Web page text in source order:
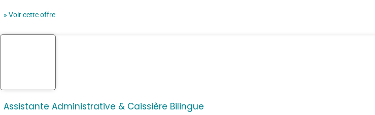
» Voir cette offre
Assistante Administrative & Caissière Bilingue